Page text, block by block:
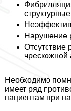
Нарушение
Отсутствие
чрескожной
Необходимо
имеет ряд
пациентам при